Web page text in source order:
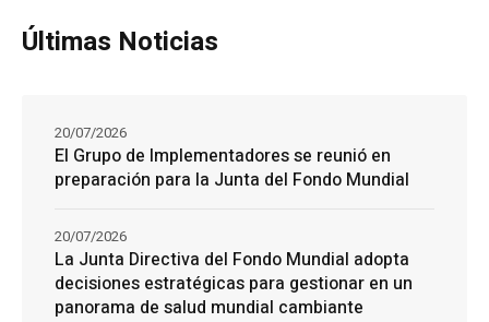
Últimas Noticias
El Grupo de Implementadores se reunió en
preparación para la Junta del Fondo Mundial
20/07/2026
La Junta Directiva del Fondo Mundial adopta
decisiones estratégicas para gestionar en un
panorama de salud mundial cambiante
20/07/2026